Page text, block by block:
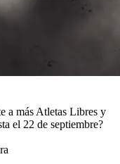
a más Atletas Libres y
el 22 de septiembre?